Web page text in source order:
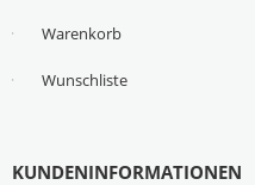
Warenkorb
Wunschliste
KUNDENINFORMATIONEN